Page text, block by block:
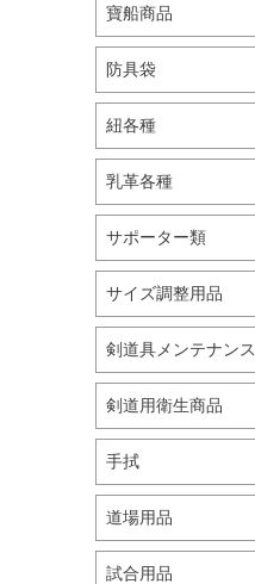
寶船商品
防具袋
紐各種
乳革各種
サポーター類
サイズ調整用品
剣道具メンテナンス
剣道用衛生商品
手拭
道場用品
試合用品